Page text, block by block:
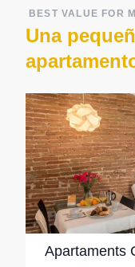
BEST VALUE FOR
Una
Apartaments